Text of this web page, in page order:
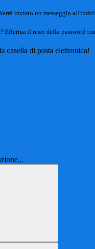
inviato un messaggio
Effettua il reset della password
casella di posta elettronica!